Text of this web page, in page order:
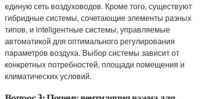
единую сеть воздуховодов. Кроме того, существуют
гибридные системы, сочетающие элементы разных
типов, и inteligентные системы, управляемые
автоматикой для оптимального регулирования
параметров воздуха. Выбор системы зависит от
конкретных потребностей, площади помещения и
климатических условий.